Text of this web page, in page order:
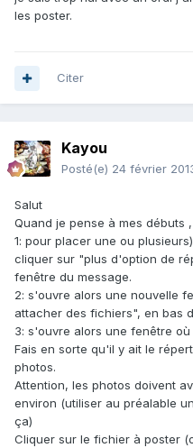
les poster.
Citer
Kayou
Posté(e) 24 février
Salut
Quand je pense à mes débuts
1: pour placer une ou
cliquer sur "plus d'option de
fenêtre du message.
2: s'ouvre alors une nouvelle
attacher des fichiers", en bas
3: s'ouvre alors une fenêtre
Fais en sorte qu'il y ait le
photos.
Attention, les photos doivent
environ (utiliser au préalable
ça)
Cliquer sur le fichier à poster